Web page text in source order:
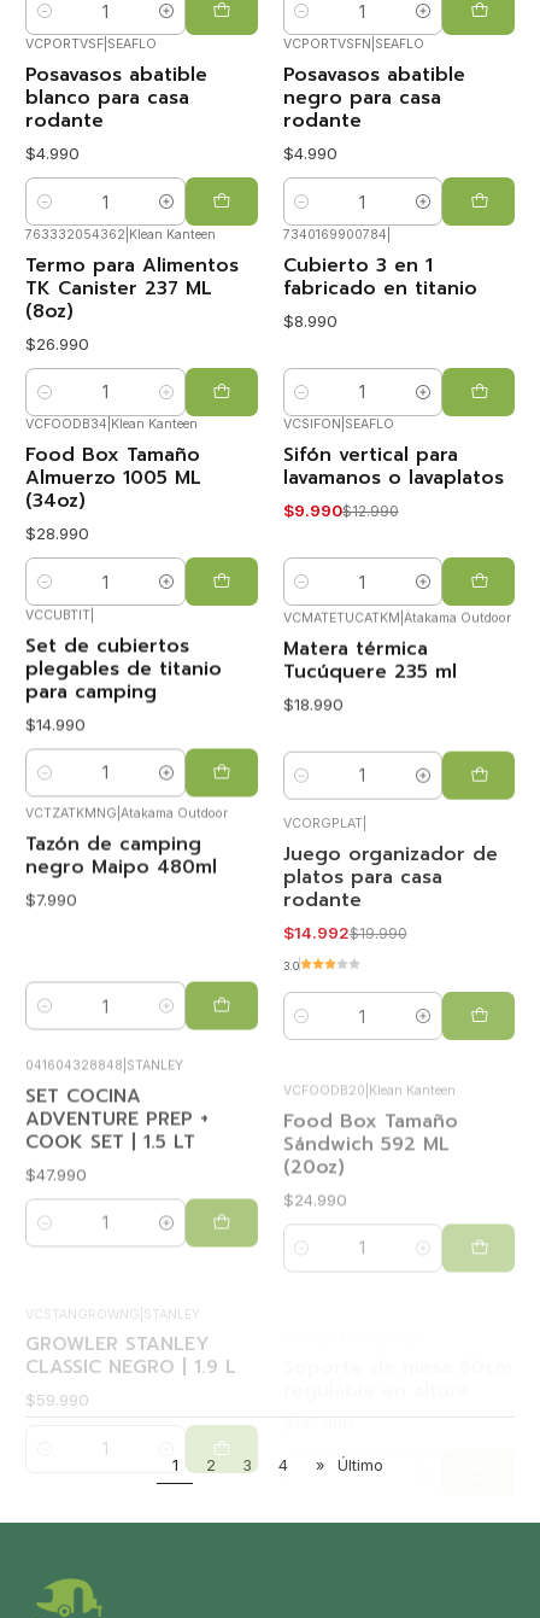
Cantidad Cantidad
VCPORTVSF SEAFLO
Posavasos abatible
blanco para casa
rodante
$4.990
Cantidad
VCPORTVSFN SEAFLO
Posavasos abatible
negro para casa
rodante
$4.990
Cantidad
763332054362 Klean Kanteen
Termo para Alimentos
TK Canister 237 ML
(8oz)
$26.990
Cantidad
7340169900784
Cubierto 3 en 1
fabricado en titanio
$8.990
Cantidad
VCFOODB34 Klean Kanteen
Food Box Tamaño
Almuerzo 1005 ML
(34oz)
$28.990
Cantidad
-23%
OFF
VCSIFON SEAFLO
Sifón vertical para
lavamanos o lavaplatos
$9.990$12.990
Cantidad
VCCUBTIT
Set de cubiertos
plegables de titanio
para camping
$14.990
Cantidad
VCMATETUCATKM|Atakama Outdoor
Matera térmica
Tucúquere 235 ml
$18.990
Cantidad
VCTZATKMNG | Atakama Outdoor
Tazón de camping
negro Maipo 480ml
$7.990
Cantidad
-25%
VCORGPLAT|
Juego organizador de
platos para casa
rodante
Cantidad
041604328848|STANLEY
SET COCINA
ADVENTURE PREP +
COOK SET | 1.5 LT
$47.990
Cantidad
Klean Kanteen
Sándwich 592 ML
(20oz)
$24.990
Cantidad
VCSTANGROWNG STANLEY
GROWLER STANLEY
$59.990
Cantidad
Soporte de mesa 60cm
regulable en altura
1 2 3 4 » Último